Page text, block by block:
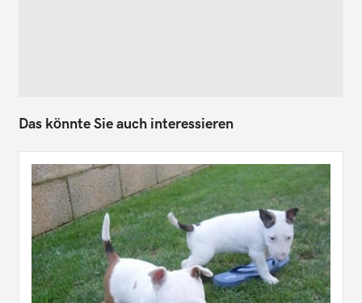
Das könnte Sie auch interessieren